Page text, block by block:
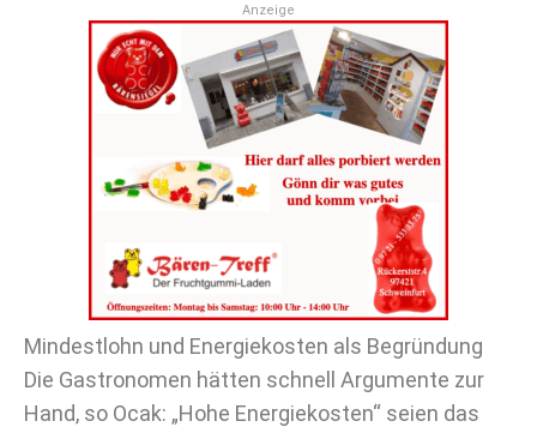
Anzeige
Mindestlohn und Energiekosten als Begründung
Die Gastronomen hätten schnell Argumente zur
Hand, so Ocak: „Hohe Energiekosten“ seien das